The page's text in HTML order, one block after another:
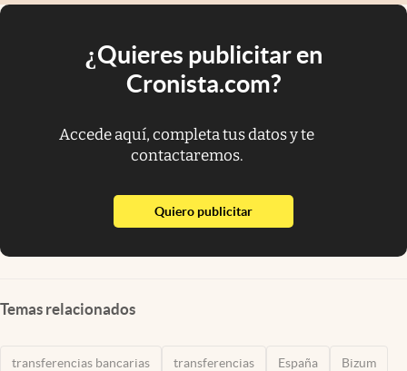
¿Quieres publicitar en
Cronista.com?
Accede aquí, completa tus datos y te
contactaremos.
Quiero publicitarabre en nueva pestaña
Temas relacionados
transferencias bancarias transferencias España Bizum